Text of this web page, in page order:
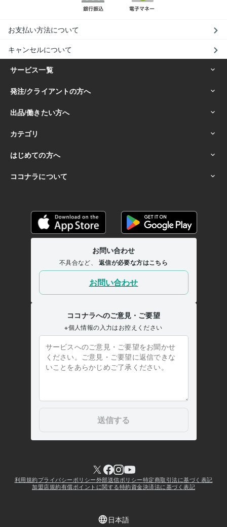
お支払い方法について
キャンセルについて